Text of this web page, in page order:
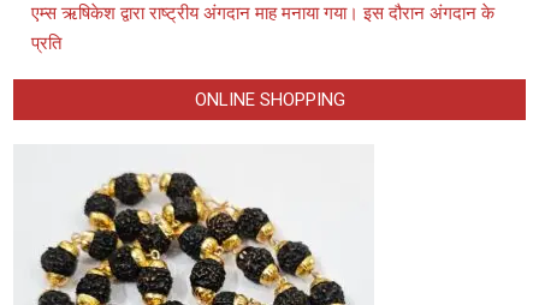
एम्स ऋषिकेश द्वारा राष्ट्रीय अंगदान माह मनाया गया। इस दौरान अंगदान के
प्रति
ONLINE SHOPPING